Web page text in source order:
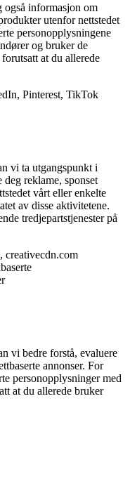
informasjon om
utenfor nettstedet
personopplysningene
og bruker de
at du allerede
Pinterest, TikTok
vi ta utgangspunkt i
reklame, sponset
vårt eller enkelte
av disse aktivitetene.
tredjepartstjenester på
vi bedre forstå, evaluere
annonser. For
personopplysninger med
at du allerede bruker